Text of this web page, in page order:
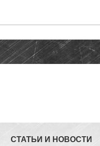
СТАТЬИ И НОВОСТИ